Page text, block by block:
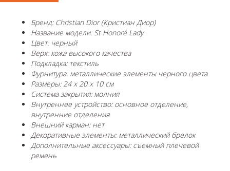
Бренд: Christian Dior (Кристиан Диор)
Название модели: St Honoré Lady
Цвет: черный
Верх: кожа высокого качества
Подкладка: текстиль
Фурнитура: металлические элементы черного цвета
Размеры: 24 x 20 x 10 см
Система закрытия: молния
Внутреннее устройство: основное отделение,
внутренние отделения
Внешний карман: нет
Декоративные элементы: металлический брелок
Дополнительные аксессуары: съемный плечевой
ремень